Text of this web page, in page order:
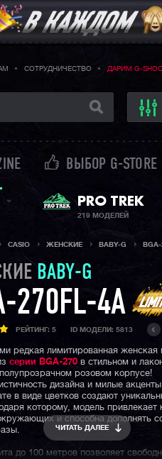
СОТРУДНИЧЕСТВО ДАРИМ G-
ВЫБОР G-STORE
PRO TREK
219 МОДЕЛЕЙ
CASIO ЖЕНСКИЕ BABY-G
BABY-G
270FL-4A
РЕЙТИНГ: 5 ID МОДЕЛИ: 5813
редкая лимитированная женская
серии BGA-270 в стильном и
розовом корпусе!
дизайна и милые
в виде цветков создают
которому, модель привлекает
и способна дополнять
до 100 метров позволяет
ЧИТАТЬ ДАЛЕЕ